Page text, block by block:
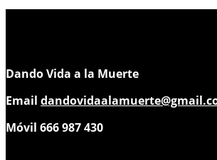
Dando Vida a la Muerte
Email
Móvil 666 987 430